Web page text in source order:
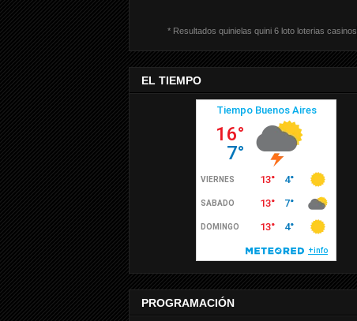
* Resultados quinielas quini 6 loto loterias casinos
EL TIEMPO
PROGRAMACIÓN